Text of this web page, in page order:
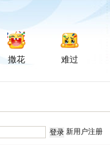
撒花 难过
新用户注册